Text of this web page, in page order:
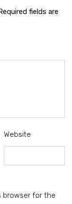
fields are
Website
browser for the